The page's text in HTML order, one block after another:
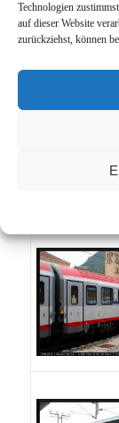
Technologien
auf dieser Website
zurückziehst, können